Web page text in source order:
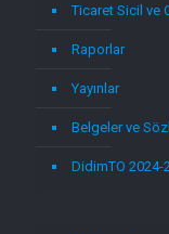
Ticaret Sicil ve
Raporlar
Yayınlar
Belgeler ve
DidimTO 2024-